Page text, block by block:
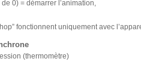
0) = démarrer l’animation,
fonctionnent uniquement avec
(thermomètre)